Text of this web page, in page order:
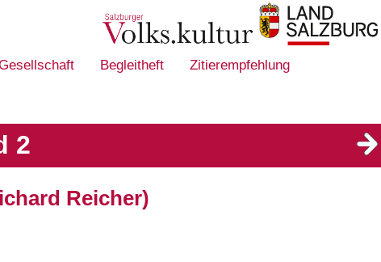
Begleitheft Zitierempfehlung
2
Reicher)